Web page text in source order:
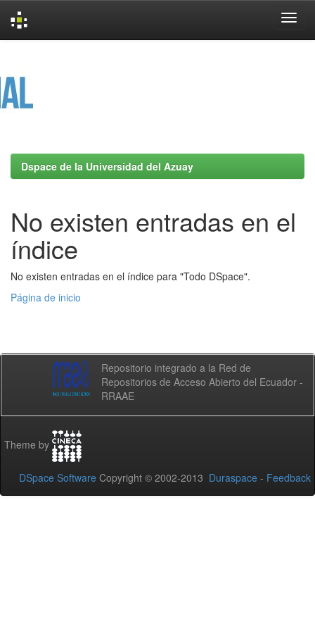
Dspace de la Universidad del Azuay
No existen entradas en el
índice
No existen entradas en el índice para "Todo DSpace".
Página de inicio
Repositorio integrado a la Red de
Repositorios de Acceso Abierto del Ecuador -
RRAAE
Theme by
DSpace Software Copyright © 2002-2013 Duraspace - Feedback